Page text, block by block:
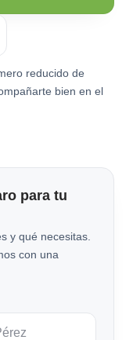
reducido de
bien en el
para tu
y qué necesitas.
con una